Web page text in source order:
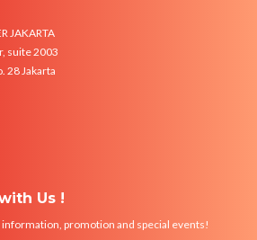
JAKARTA
suite 2003
28 Jakarta
Us !
information, promotion and special events!